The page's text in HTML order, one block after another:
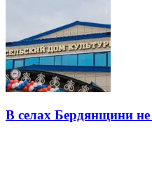
В селах Бердянщини не